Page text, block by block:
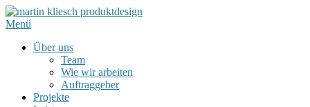
Menü
Über uns
Team
Wie wir arbeiten
Auftraggeber
Projekte